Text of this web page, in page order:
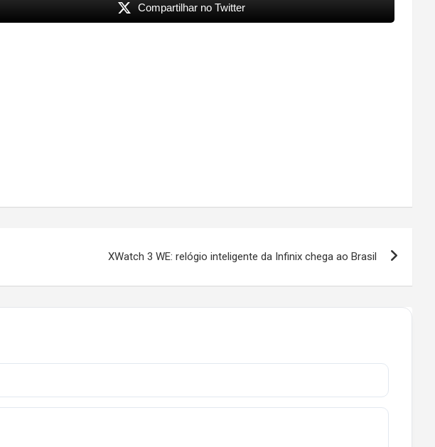
Compartilhar no Twitter
XWatch 3 WE: relógio inteligente da Infinix chega ao Brasil